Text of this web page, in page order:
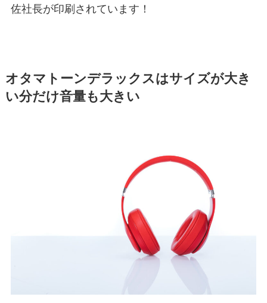
佐社長が印刷されています！
オタマトーンデラックスはサイズが大き
い分だけ音量も大きい